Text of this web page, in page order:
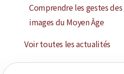
Comprendre les gestes
images du Moyen Âge
Voir toutes les actualités